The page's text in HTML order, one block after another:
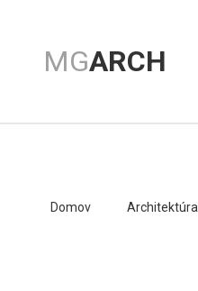
MGARCH
Domov Architektúra